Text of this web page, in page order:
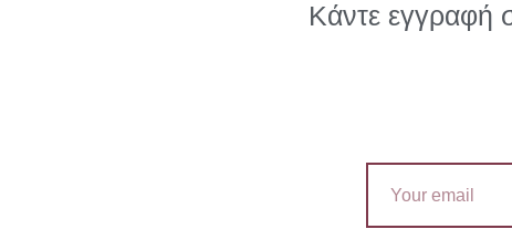
Κάντε εγγραφή